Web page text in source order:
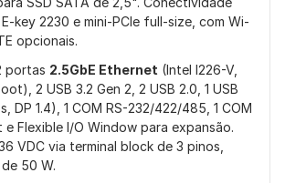
key 2230 e mini-PCIe full-size, com Wi-
opcionais.
portas 2.5GbE Ethernet (Intel I226-V,
2 USB 3.2 Gen 2, 2 USB 2.0, 1 USB
DP 1.4), 1 COM RS-232/422/485, 1 COM
e Flexible I/O Window para expansão.
VDC via terminal block de 3 pinos,
50 W.